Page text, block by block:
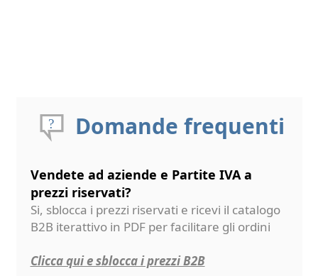
Domande frequenti
Vendete ad aziende e Partite IVA a
prezzi riservati?
Si, sblocca i prezzi riservati e ricevi il catalogo
B2B iterattivo in PDF per facilitare gli ordini
Clicca qui e sblocca i prezzi B2B